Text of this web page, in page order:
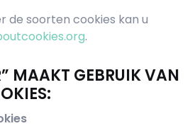
de soorten cookies kan u
.
MAAKT GEBRUIK VAN